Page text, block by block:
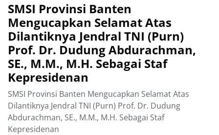
SMSI Provinsi Banten
Mengucapkan Selamat Atas
Dilantiknya Jendral TNI (Purn)
Prof. Dr. Dudung Abdurachman,
SE., M.M., M.H. Sebagai Staf
Kepresidenan
SMSI Provinsi Banten Mengucapkan Selamat Atas
Dilantiknya Jendral TNI (Purn) Prof. Dr. Dudung
Abdurachman, SE., M.M., M.H. Sebagai Staf
Kepresidenan